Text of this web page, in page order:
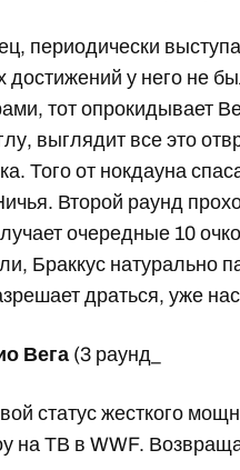
периодически
достижений у него не
тот опрокидывает
выглядит все это
Того от нокдауна
Второй раунд
очередные 10
Браккус натурально
драться, уже
Вега (3 раунд_
статус жесткого
на ТВ в WWF.